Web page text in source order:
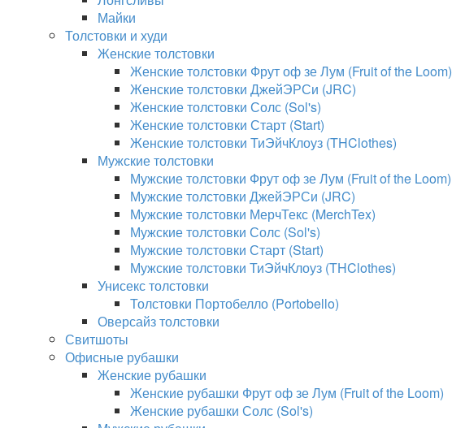
Майки
Толстовки и худи
Женские толстовки
Женские толстовки Фрут оф зе Лум (Fruit of the Loom)
Женские толстовки ДжейЭРСи (JRC)
Женские толстовки Солс (Sol's)
Женские толстовки Старт (Start)
Женские толстовки ТиЭйчКлоуз (THClothes)
Мужские толстовки
Мужские толстовки Фрут оф зе Лум (Fruit of the Loom)
Мужские толстовки ДжейЭРСи (JRC)
Мужские толстовки МерчТекс (MerchTex)
Мужские толстовки Солс (Sol's)
Мужские толстовки Старт (Start)
Мужские толстовки ТиЭйчКлоуз (THClothes)
Унисекс толстовки
Толстовки Портобелло (Portobello)
Оверсайз толстовки
Свитшоты
Офисные рубашки
Женские рубашки
Женские рубашки Фрут оф зе Лум (Fruit of the Loom)
Женские рубашки Солс (Sol's)